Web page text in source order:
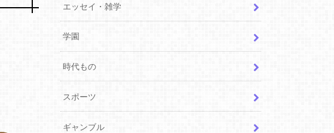
エッセイ・雑学
学園
時代もの
スポーツ
ギャンブル